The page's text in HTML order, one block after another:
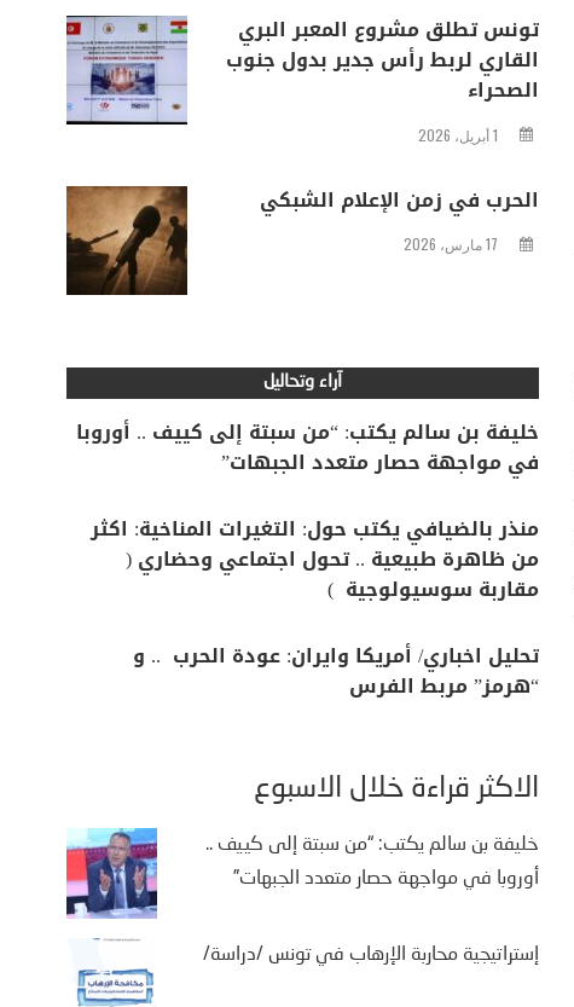
تونس تطلق مشروع المعبر البري
القاري لربط رأس جدير بدول جنوب
الصحراء
1 أبريل، 2026
الحرب في زمن الإعلام الشبكي
17 مارس، 2026
آراء وتحاليل
خليفة بن سالم يكتب: “من سبتة إلى كييف .. أوروبا
في مواجهة حصار متعدد الجبهات”
منذر بالضيافي يكتب حول: التغيرات المناخية: اكثر
من ظاهرة طبيعية .. تحول اجتماعي وحضاري (
مقاربة سوسيولوجية )
تحليل اخباري/ أمريكا وايران: عودة الحرب .. و
“هرمز” مربط الفرس
الأكثر قراءة خلال الأسبوع
خليفة بن سالم يكتب: “من سبتة إلى كييف ..
أوروبا في مواجهة حصار متعدد الجبهات”
إستراتيجية محاربة الإرهاب في تونس /دراسة/